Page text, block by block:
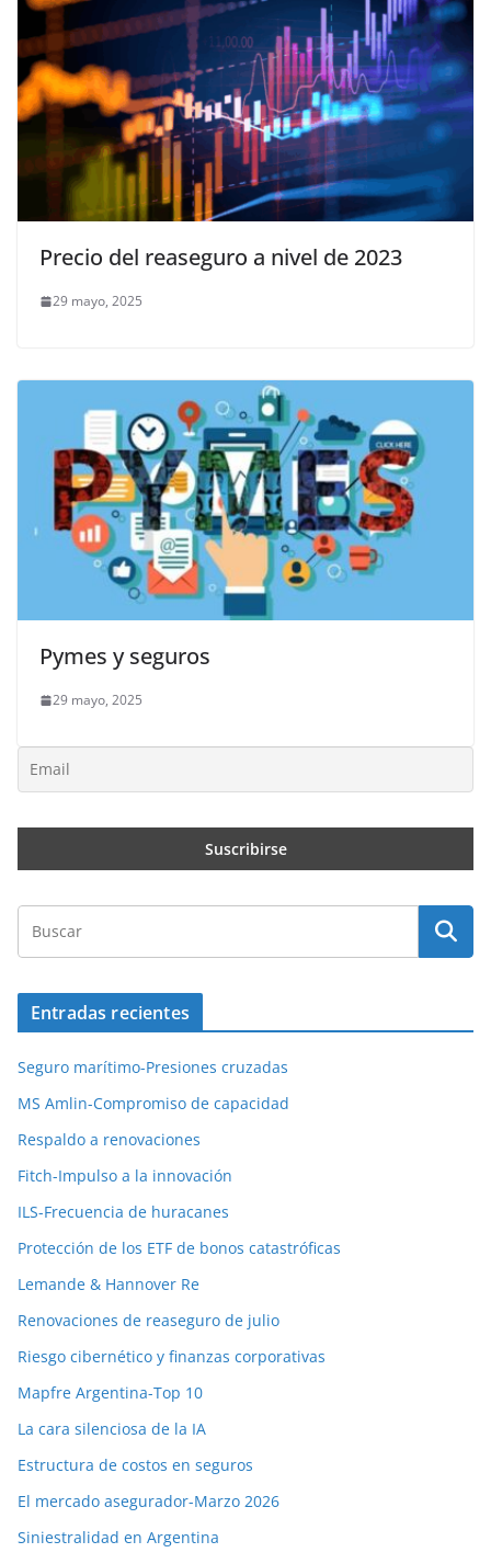
Precio del reaseguro a nivel de 2023
29 mayo, 2025
Pymes y seguros
29 mayo, 2025
Entradas recientes
Seguro marítimo-Presiones cruzadas
MS Amlin-Compromiso de capacidad
Respaldo a renovaciones
Fitch-Impulso a la innovación
ILS-Frecuencia de huracanes
Protección de los ETF de bonos catastróficas
Lemande & Hannover Re
Renovaciones de reaseguro de julio
Riesgo cibernético y finanzas corporativas
Mapfre Argentina-Top 10
La cara silenciosa de la IA
Estructura de costos en seguros
El mercado asegurador-Marzo 2026
Siniestralidad en Argentina